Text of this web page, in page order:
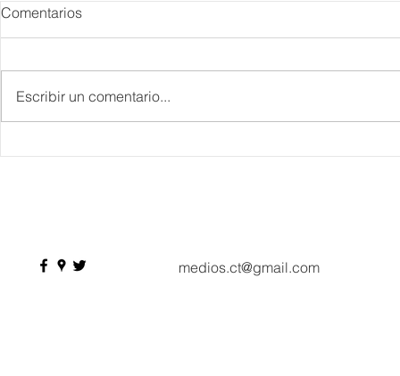
Comentarios
Escribir un comentario...
medios.ct@gmail.com